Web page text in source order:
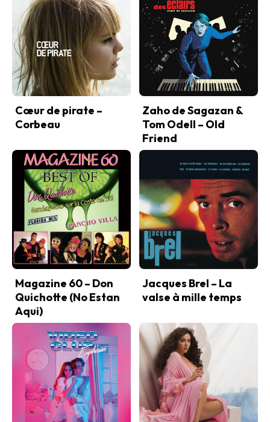
Cœur de pirate –
Corbeau
Zaho de Sagazan &
Tom Odell – Old
Friend
Magazine 60 – Don
Quichotte (No Estan
Aqui)
Jacques Brel – La
valse à mille temps